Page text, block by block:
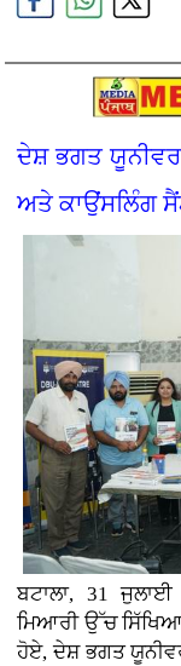
ਦੇਸ਼ ਭਗਤ
ਅਤੇ ਕਾਉਂਸਲਿੰਗ
ਬਟਾਲਾ, 31
ਮਿਆਰੀ ਉੱਚ
ਹੋਏ, ਦੇਸ਼ ਭਗਤ